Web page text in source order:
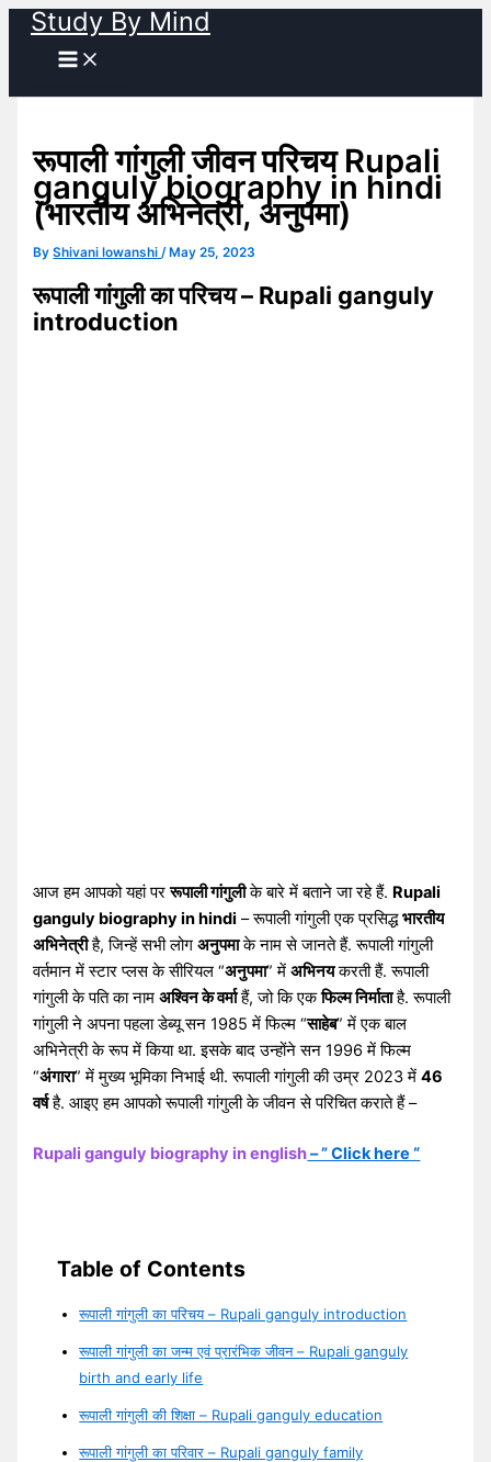
Skip
content
Study By Mind
रूपाली गांगुली जीवन परिचय Rupali
ganguly biography in hindi
(भारतीय अभिनेत्री, अनुपमा)
ByShivani lowanshi/ May 25, 2023
रूपाली गांगुली का परिचय – Rupali ganguly
introduction
आज हम आपको यहां पररूपाली गांगुलीके बारे में बताने जा रहे हैं. Rupali
ganguly biography in hindi – रूपाली गांगुली एक प्रसिद्धभारतीय
अभिनेत्रीहै, जिन्हें सभी लोगअनुपमाके नाम से जानते हैं. रूपाली गांगुली
वर्तमान में स्टार प्लस के सीरियल “अनुपमा” मेंअभिनयकरती हैं. रूपाली
गांगुली के पति का नामअश्विन के वर्माहैं, जो कि एकफिल्म निर्माताहै. रूपाली
गांगुली ने अपना पहला डेब्यू सन 1985 में फिल्म “साहेब” में एक बाल
अभिनेत्री के रूप में किया था. इसके बाद उन्होंने सन 1996 में फिल्म
“अंगारा” में मुख्य भूमिका निभाई थी. रूपाली गांगुली की उम्र 2023 में46
वर्षहै. आइए हम आपको रूपाली गांगुली के जीवन से परिचित कराते हैं –
Rupali ganguly biography in english– ” Click here “
Table of Contents
रूपाली गांगुली का परिचय – Rupali ganguly introduction
रूपाली गांगुली का जन्म एवं प्रारंभिक जीवन – Rupali ganguly
birth and early life
रूपाली गांगुली की शिक्षा – Rupali ganguly education
रूपाली गांगुली का परिवार – Rupali ganguly family